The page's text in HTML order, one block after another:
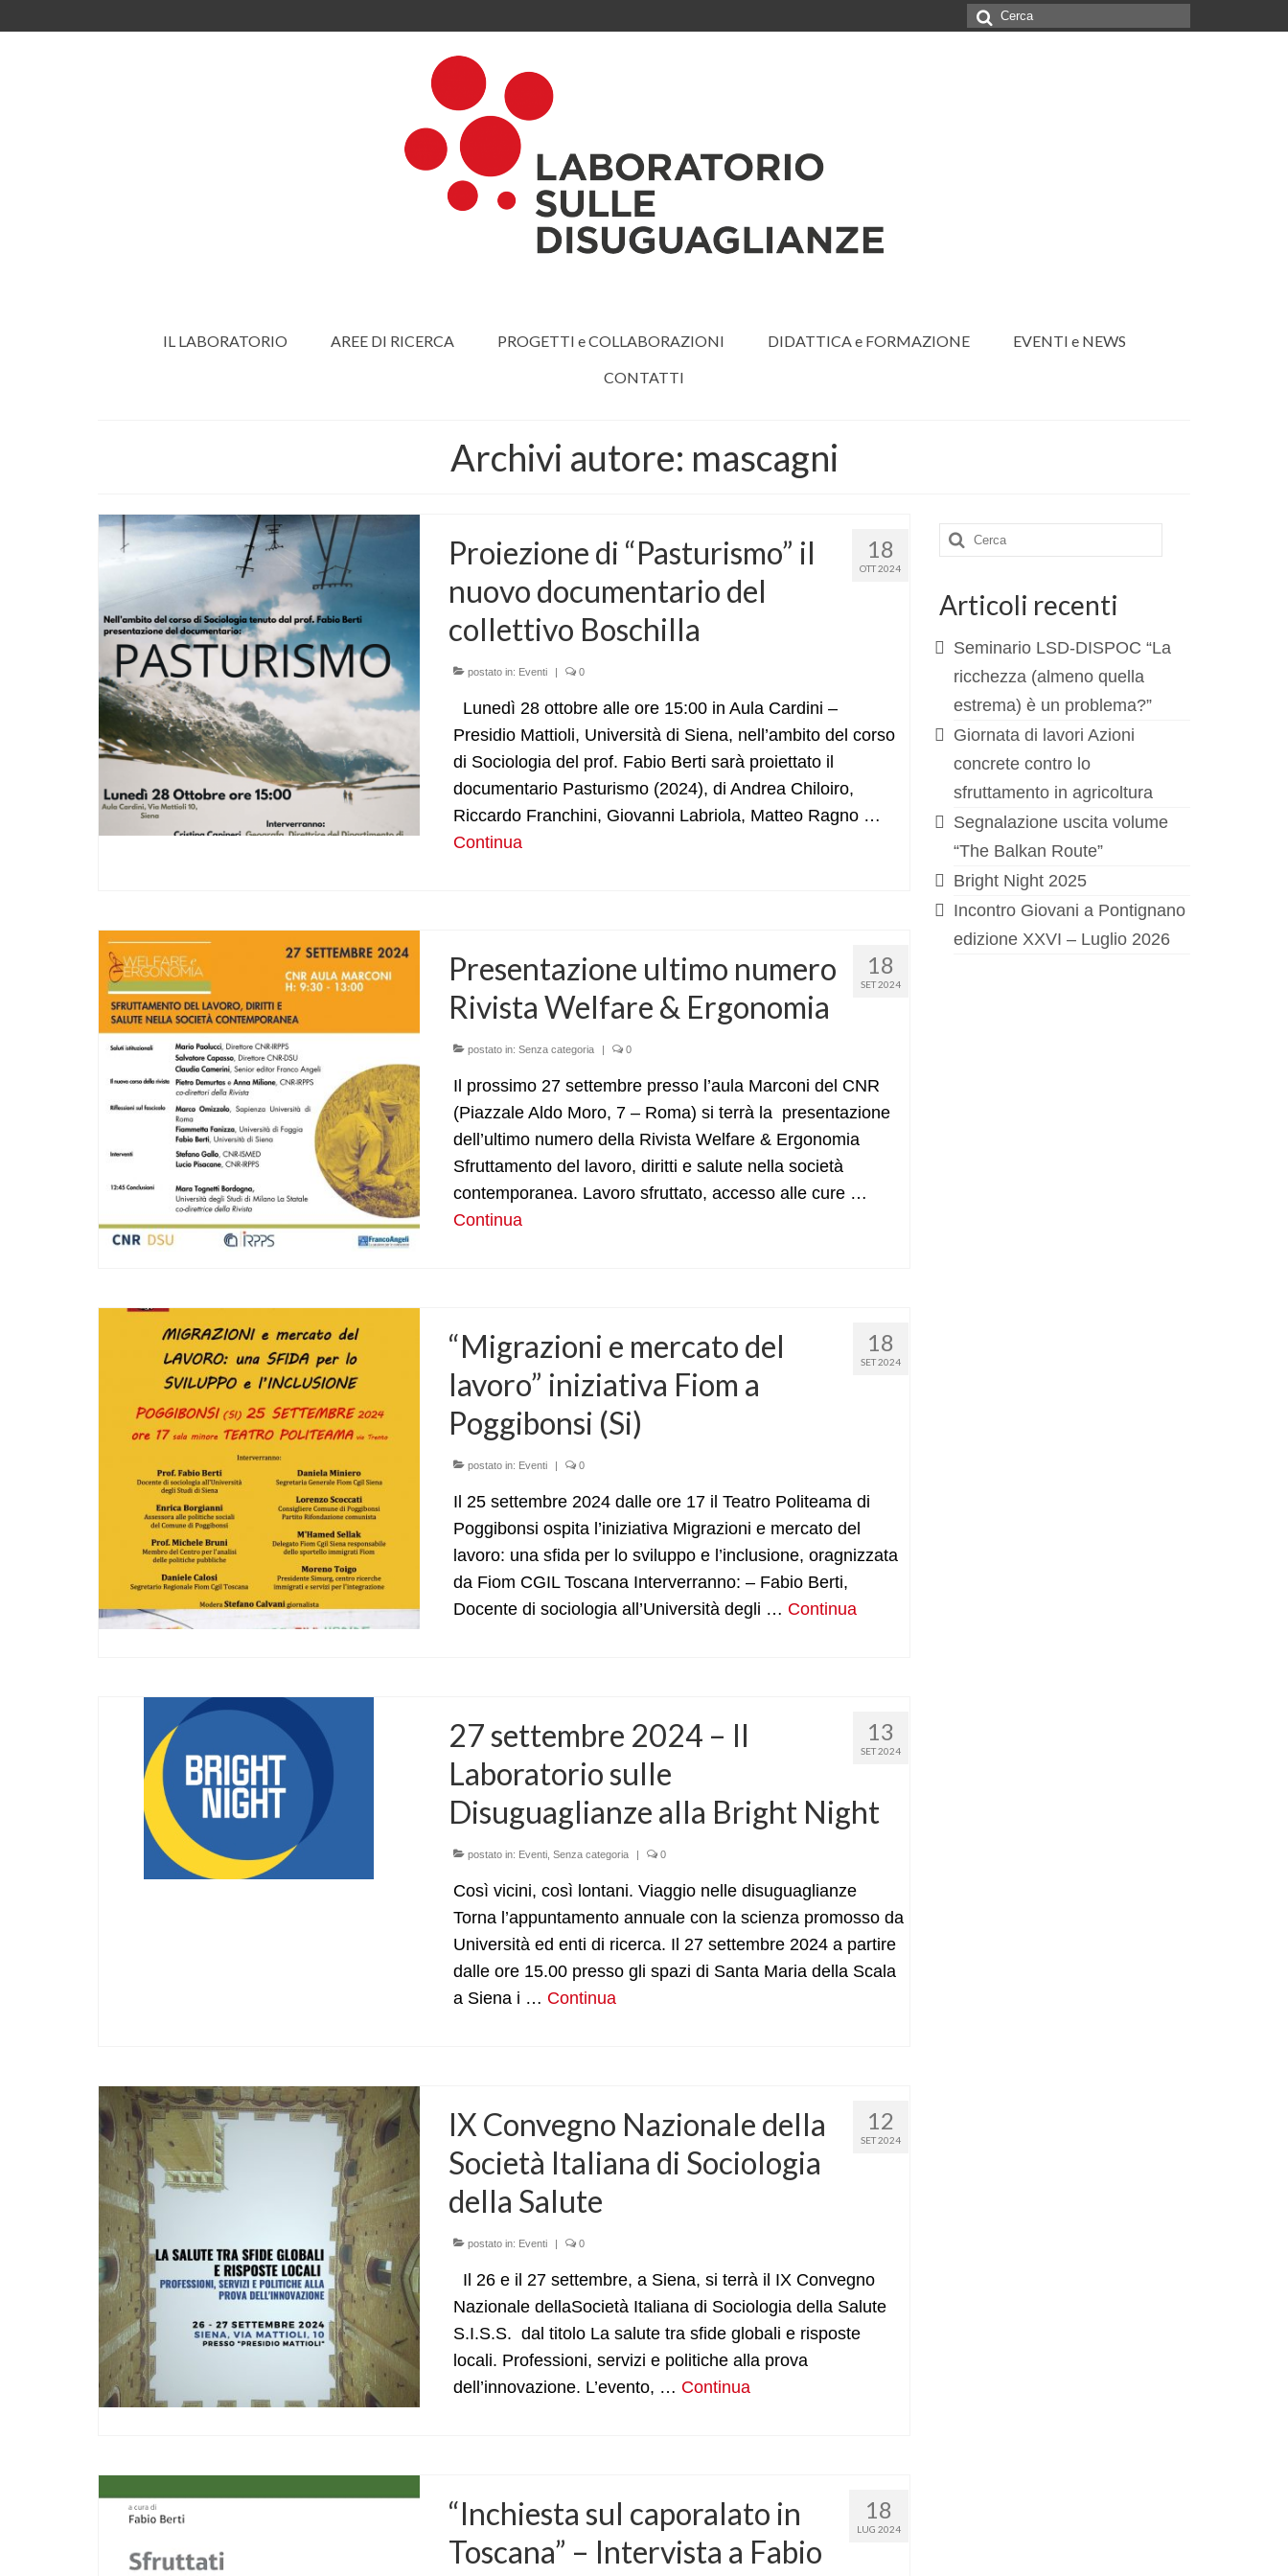
Cerca:
IL LABORATORIO AREE DI RICERCA PROGETTI e COLLABORAZIONI DIDATTICA e FORMAZIONE
EVENTI e NEWS
CONTATTI
Archivi autore: mascagni
18
OTT 2024
Proiezione di “Pasturismo” il
nuovo documentario del
collettivo Boschilla
postato in: Eventi | 0
Lunedì 28 ottobre alle ore 15:00 in Aula Cardini –
Presidio Mattioli, Università di Siena, nell’ambito del corso
di Sociologia del prof. Fabio Berti sarà proiettato il
documentario Pasturismo (2024), di Andrea Chiloiro,
Riccardo Franchini, Giovanni Labriola, Matteo Ragno …
Continua
18
SET 2024
Presentazione ultimo numero
Rivista Welfare & Ergonomia
postato in: Senza categoria | 0
Il prossimo 27 settembre presso l’aula Marconi del CNR
(Piazzale Aldo Moro, 7 – Roma) si terrà la presentazione
dell’ultimo numero della Rivista Welfare & Ergonomia
Sfruttamento del lavoro, diritti e salute nella società
contemporanea. Lavoro sfruttato, accesso alle cure …
Continua
18
SET 2024
“Migrazioni e mercato del
lavoro” iniziativa Fiom a
Poggibonsi (Si)
postato in: Eventi | 0
Il 25 settembre 2024 dalle ore 17 il Teatro Politeama di
Poggibonsi ospita l’iniziativa Migrazioni e mercato del
lavoro: una sfida per lo sviluppo e l’inclusione, oragnizzata
da Fiom CGIL Toscana Interverranno: – Fabio Berti,
Docente di sociologia all’Università degli … Continua
13
SET 2024
27 settembre 2024 – Il
Laboratorio sulle
Disuguaglianze alla Bright Night
postato in: Eventi, Senza categoria | 0
Così vicini, così lontani. Viaggio nelle disuguaglianze
Torna l’appuntamento annuale con la scienza promosso da
Università ed enti di ricerca. Il 27 settembre 2024 a partire
dalle ore 15.00 presso gli spazi di Santa Maria della Scala
a Siena i … Continua
12
SET 2024
IX Convegno Nazionale della
Società Italiana di Sociologia
della Salute
postato in: Eventi | 0
Il 26 e il 27 settembre, a Siena, si terrà il IX Convegno
Nazionale dellaSocietà Italiana di Sociologia della Salute
S.I.S.S. dal titolo La salute tra sfide globali e risposte
locali. Professioni, servizi e politiche alla prova
dell’innovazione. L’evento, … Continua
18
LUG 2024
“Inchiesta sul caporalato in
Toscana” – Intervista a Fabio
Cerca:
Articoli recenti
Seminario LSD-DISPOC “La
ricchezza (almeno quella
estrema) è un problema?”
Giornata di lavori Azioni
concrete contro lo
sfruttamento in agricoltura
Segnalazione uscita volume
“The Balkan Route”
Bright Night 2025
Incontro Giovani a Pontignano
edizione XXVI – Luglio 2026